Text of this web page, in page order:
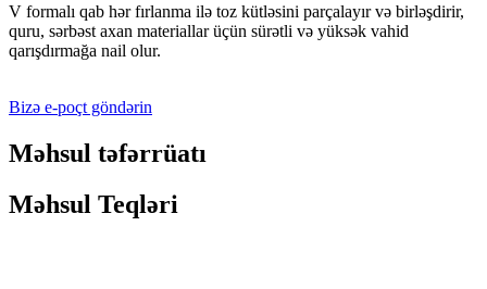
V formalı qab hər fırlanma ilə toz kütləsini parçalayır və birləşdirir,
quru, sərbəst axan materiallar üçün sürətli və yüksək vahid
qarışdırmağa nail olur.
Bizə e-poçt göndərin
Məhsul təfərrüatı
Məhsul Teqləri